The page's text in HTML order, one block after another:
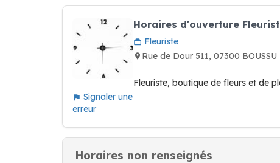
Signaler une
erreur
Horaires d'ouverture
Fleuriste
Rue de Dour 511, 07300
Fleuriste, boutique de fleurs et de
Horaires non renseignés